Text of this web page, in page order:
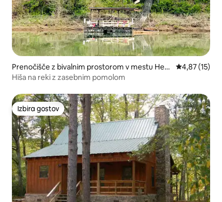
Prenočišče z bivalnim prostorom v mestu Heb
er Springs
Povprečna
4,87 (15)
Hiša na reki z zasebnim pomolom
Izbira gostov
Izbira gostov